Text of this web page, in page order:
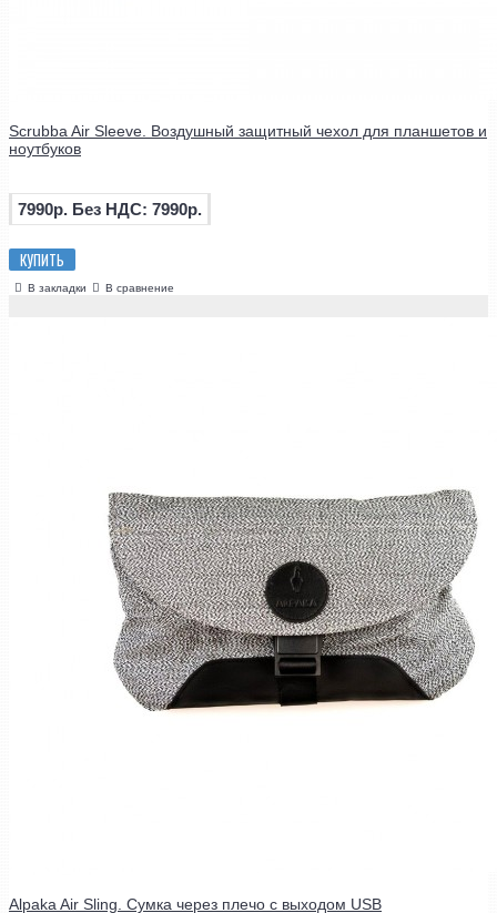
Scrubba Air Sleeve. Воздушный защитный чехол для планшетов и
ноутбуков
7990р. Без НДС: 7990р.
КУПИТЬ
В закладки В сравнение
Alpaka Air Sling. Сумка через плечо с выходом USB